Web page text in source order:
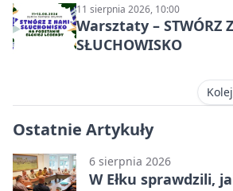
11 sierpnia 2026, 10:00
Warsztaty – STWÓRZ
SŁUCHOWISKO
Ostatnie Artykuły
6 sierpnia 2026
W Ełku sprawdzili,